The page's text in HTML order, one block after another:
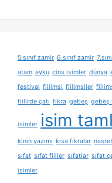
5.sınıf zamir 6.sınıf zamir
atam ayku cins isimler dünya
festival fiilimsi fiilimsiler
fiillrde çatı fıkra gebeş gebeş
isimler isim
kinin yazımı kısa fıkralar
sıfat sıfat fiiller sıfatlar sıfat
isimler